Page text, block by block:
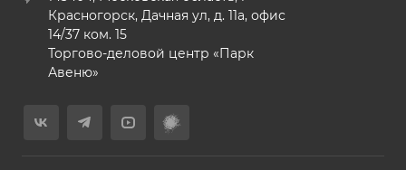
Красногорск, Дачная ул, д. 11а, офис
14/37 ком. 15​
Торгово-деловой центр «Парк
Авеню»